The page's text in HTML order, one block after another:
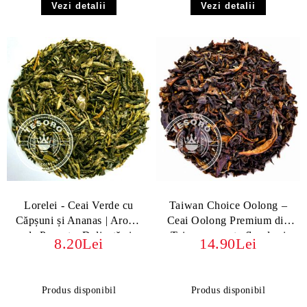
Vezi detalii Vezi detalii
Lorelei - Ceai Verde cu
Căpșuni și Ananas | Aromă
de Poveste, Delicată și
Fructată
8.20Lei
Produs disponibil
Taiwan Choice Oolong –
Ceai Oolong Premium din
Taiwan cu note florale și
lactate
14.90Lei
Produs disponibil